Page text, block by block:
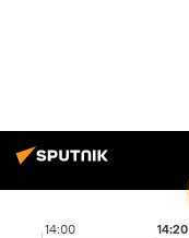
14:00 14:20